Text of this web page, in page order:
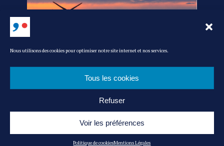
Nous utilisons des cookies pour optimiser notre site internet et nos services.
Tous les cookies
Refuser
Voir les préférences
Politique de cookiesMentions Légales
MEDIA KIT L’ÉQUIPE CONTACT
POLITIQUE DE COOKIES
ADMIN
© MAG’ IN FRANCE : LE MAGAZINE DU CONSOMMER FRANÇAIS -|- RÉALISATION